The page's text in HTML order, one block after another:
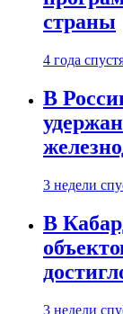
страны
4 года
В
3 недели
В
3 недели